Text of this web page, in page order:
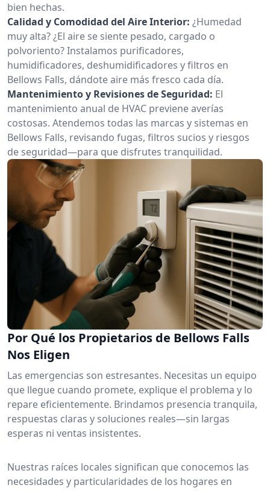
bien hechas.
Calidad y Comodidad del Aire Interior: ¿Humedad
muy alta? ¿El aire se siente pesado, cargado o
polvoriento? Instalamos purificadores,
humidificadores, deshumidificadores y filtros en
Bellows Falls, dándote aire más fresco cada día.
Mantenimiento y Revisiones de Seguridad: El
mantenimiento anual de HVAC previene averías
costosas. Atendemos todas las marcas y sistemas en
Bellows Falls, revisando fugas, filtros sucios y riesgos
de seguridad—para que disfrutes tranquilidad.
Por Qué los Propietarios de Bellows Falls
Nos Eligen
Las emergencias son estresantes. Necesitas un equipo
que llegue cuando promete, explique el problema y lo
repare eficientemente. Brindamos presencia tranquila,
respuestas claras y soluciones reales—sin largas
esperas ni ventas insistentes.
Nuestras raíces locales significan que conocemos las
necesidades y particularidades de los hogares en